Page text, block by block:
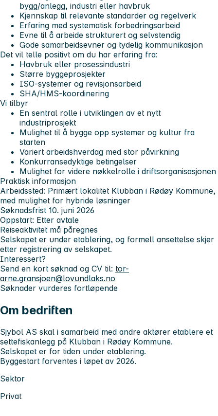
bygg/anlegg, industri eller havbruk
Kjennskap til relevante standarder og regelverk
Erfaring med systematisk forbedringsarbeid
Evne til å arbeide strukturert og selvstendig
Gode samarbeidsevner og tydelig kommunikasjon
Det vil telle positivt om du har erfaring fra:
Havbruk eller prosessindustri
Større byggeprosjekter
ISO-systemer og revisjonsarbeid
SHA/HMS-koordinering
Vi tilbyr
En sentral rolle i utviklingen av et nytt
industriprosjekt
Mulighet til å bygge opp systemer og kultur fra
starten
Variert arbeidshverdag med stor påvirkning
Konkurransedyktige betingelser
Mulighet for videre nøkkelrolle i driftsorganisasjonen
Praktisk informasjon
Arbeidssted: Primært lokalitet Klubban i Rødøy Kommune,
med mulighet for hybride løsninger
Søknadsfrist 10. juni 2026
Oppstart: Etter avtale
Reiseaktivitet må påregnes
Selskapet er under etablering, og formell ansettelse skjer
etter registrering av selskapet.
Interessert?
Send en kort søknad og CV til: tor-
arne.gransjoen@lovundlaks.no
Søknader vurderes fortløpende
Om bedriften
Sjybol AS skal i samarbeid med andre aktører etablere et
settefiskanlegg på Klubban i Rødøy Kommune.
Selskapet er for tiden under etablering.
Byggestart forventes i løpet av 2026.
Sektor
Privat